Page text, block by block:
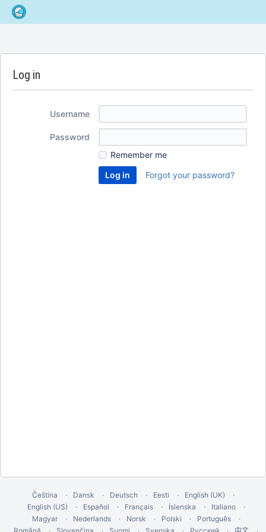
Log in
Username
Password
Remember me
Forgot your password?
Čeština Dansk Deutsch Eesti
English (UK)
English (US)
Español Français Íslenska
Italiano
Magyar
Nederlands Norsk Polski
Português